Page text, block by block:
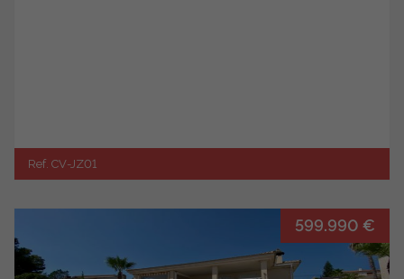
Ref. CV-JZ01
599.990 €